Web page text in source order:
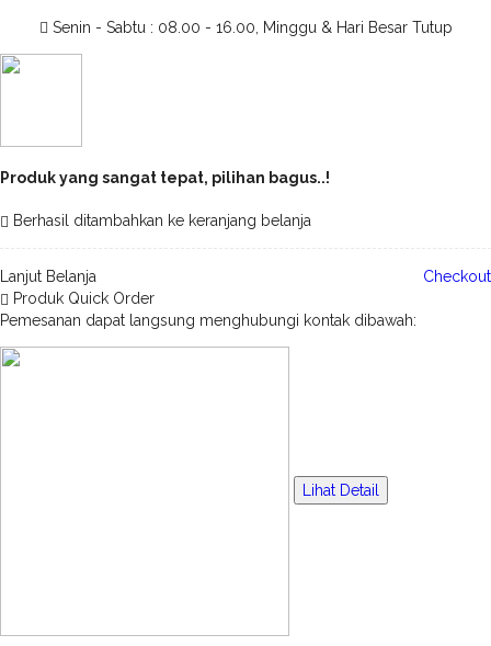
Senin - Sabtu : 08.00 - 16.00, Minggu & Hari Besar Tutup
Produk yang sangat tepat, pilihan bagus..!
Berhasil ditambahkan ke keranjang belanja
Lanjut Belanja
Checkout
Produk Quick Order
Pemesanan dapat langsung menghubungi kontak dibawah:
Lihat Detail